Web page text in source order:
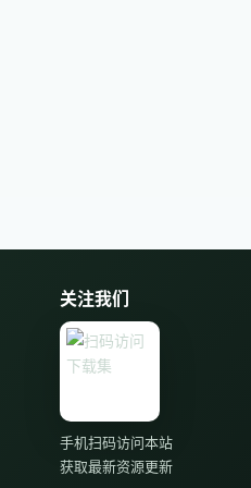
关注我们
手机扫码访问本站
获取最新资源更新